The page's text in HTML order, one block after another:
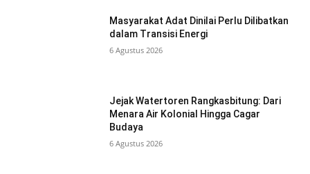
Masyarakat Adat Dinilai Perlu Dilibatkan
dalam Transisi Energi
6 Agustus 2026
Jejak Watertoren Rangkasbitung: Dari
Menara Air Kolonial Hingga Cagar
Budaya
6 Agustus 2026